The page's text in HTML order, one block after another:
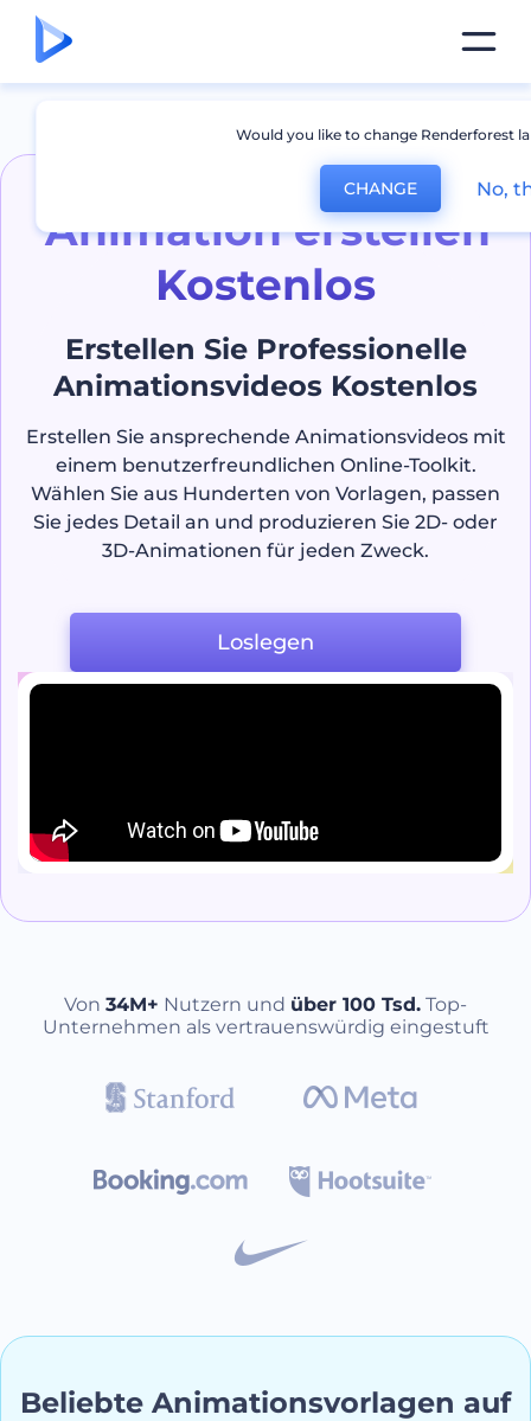
Animation erstellen
Kostenlos
Erstellen Sie Professionelle
Animationsvideos Kostenlos
Erstellen Sie ansprechende Animationsvideos mit
einem benutzerfreundlichen Online-Toolkit.
Wählen Sie aus Hunderten von Vorlagen, passen
Sie jedes Detail an und produzieren Sie 2D- oder
3D-Animationen für jeden Zweck.
Loslegen
Von 34M+ Nutzern und über 100 Tsd. Top-
Unternehmen als vertrauenswürdig eingestuft
Beliebte Animationsvorlagen auf
Would you like to change Renderforest
CHANGE No,